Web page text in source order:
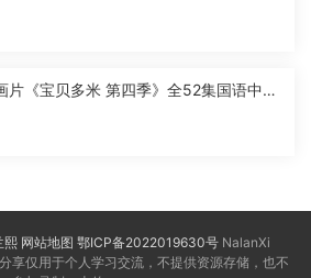
片《宝贝多米 第四季》全52集国语中字
熙 网站地图 鄂ICP备2022019630号 NalanXi
享仅用于个人学习交流，不提供资源存储，也不